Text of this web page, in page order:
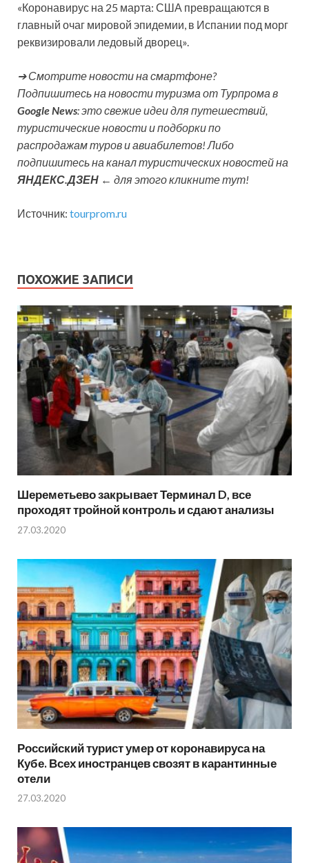
«Коронавирус на 25 марта: США превращаются в
главный очаг мировой эпидемии, в Испании под морг
реквизировали ледовый дворец».
➔ Смотрите новости на смартфоне?
Подпишитесь на новости туризма от Турпрома в
Google News: это свежие идеи для путешествий,
туристические новости и подборки по
распродажам туров и авиабилетов! Либо
подпишитесь на канал туристических новостей на
ЯНДЕКС.ДЗЕН ← для этого кликните тут!
Источник: tourprom.ru
ПОХОЖИЕ ЗАПИСИ
Шереметьево закрывает Терминал D, все
проходят тройной контроль и сдают анализы
27.03.2020
Российский турист умер от коронавируса на
Кубе. Всех иностранцев свозят в карантинные
отели
27.03.2020